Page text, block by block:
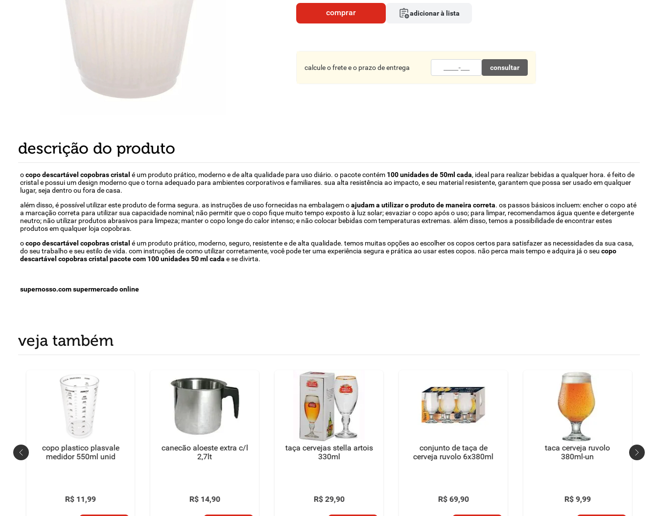
comprar adicionar à lista
calcule o frete e o prazo de entrega consultar
descrição do produto
ocopo descartável copobras cristal é um produto prático, moderno e de alta qualidade para uso diário. o pacote contém 100 unidades de 50ml cada, ideal para realizar bebidas a qualquer hora. é feito de
cristal e possui um design moderno que o torna adequado para ambientes corporativos e familiares. sua alta resistência ao impacto, e seu material resistente, garantem que possa ser usado em qualquer
lugar, seja dentro ou fora de casa.
além disso, é possível utilizar este produto de forma segura. as instruções de uso fornecidas na embalagem oajudam a utilizar o produto de maneira correta. os passos básicos incluem: encher o copo até
a marcação correta para utilizar sua capacidade nominal; não permitir que o copo fique muito tempo exposto à luz solar; esvaziar o copo após o uso; para limpar, recomendamos água quente e detergente
neutro; não utilizar produtos abrasivos para limpeza; manter o copo longe do calor intenso; e não colocar bebidas com temperaturas extremas. além disso, temos a possibilidade de encontrar estes
produtos em qualquer loja copobras.
ocopo descartável copobras cristal é um produto prático, moderno, seguro, resistente e de alta qualidade. temos muitas opções ao escolher os copos certos para satisfazer as necessidades da sua casa,
do seu trabalho e seu estilo de vida. com instruções de como utilizar corretamente, você pode ter uma experiência segura e prática ao usar estes copos. não perca mais tempo e adquira já o seu copo
descartável copobras cristal pacote com 100 unidades 50 ml cada e se divirta.
supernosso.com supermercado online
veja também
copo plastico plasvale
medidor 550ml unid
R$ 11,99
canecão aloeste extra c/l
2,7lt
R$ 14,90
taça cervejas stella artois
330ml
R$ 29,90
conjunto de taça de
cerveja ruvolo 6x380ml
R$ 69,90
taca cerveja ruvolo
380ml-un
R$ 9,99